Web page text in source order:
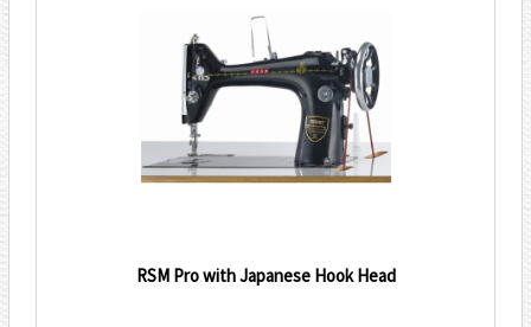
RSM Pro with Japanese Hook Head